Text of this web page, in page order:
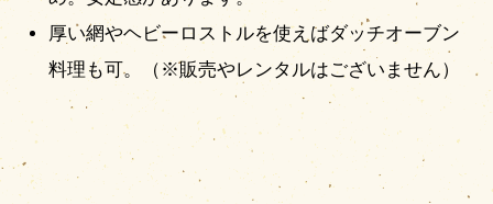
厚い網やヘビーロストルを使えばダッチオーブン
料理も可。（※販売やレンタルはございません）